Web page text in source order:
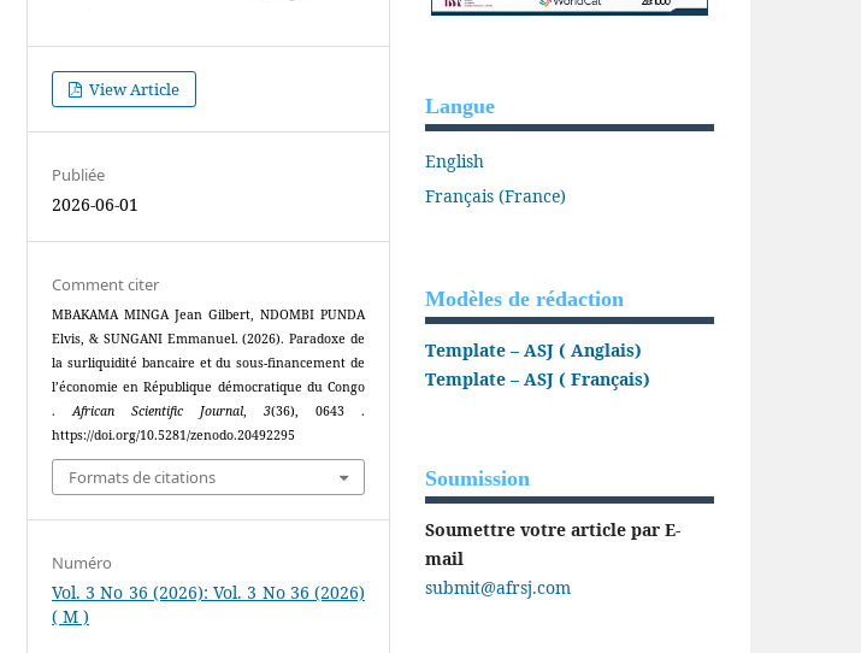
View Article
Publiée
2026-06-01
Comment citer
MBAKAMA MINGA Jean Gilbert, NDOMBI PUNDA
Elvis, & SUNGANI Emmanuel. (2026). Paradoxe de
la surliquidité bancaire et du sous-financement de
l’économie en République démocratique du Congo
.African Scientific Journal,3(36), 0643 .
https://doi.org/10.5281/zenodo.20492295
Formats de citations
Numéro
Vol. 3 No 36 (2026): Vol. 3 No 36 (2026)
( M )
Langue
English
Français (France)
Modèles de rédaction
Template – ASJ ( Anglais)
Template – ASJ ( Français)
Soumission
Soumettre votre article par E-
mail
submit@afrsj.com